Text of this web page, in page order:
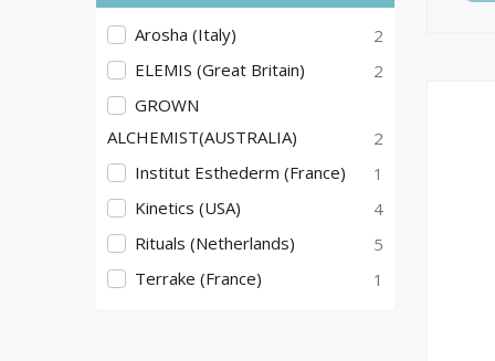
Arosha (Italy)
2
ELEMIS (Great Britain)
2
GROWN
ALCHEMIST(AUSTRALIA)
2
Institut Esthederm (France)
1
Kinetics (USA)
4
Rituals (Netherlands)
5
Terrake (France)
1